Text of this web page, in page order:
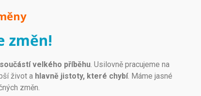
změn!
velkého příběhu Usilovně pracujeme na
šíživot a hlavně jistoty, které chybí. Máme jasné
ných změn